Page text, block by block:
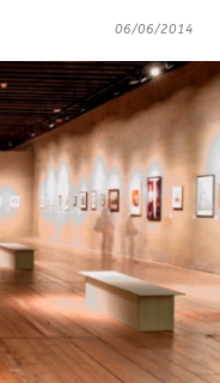
06/06/2014